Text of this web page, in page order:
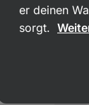
er deinen
sorgt.